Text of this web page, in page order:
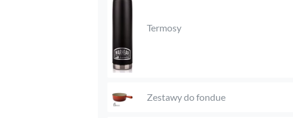
Termosy
Zestawy do fondue